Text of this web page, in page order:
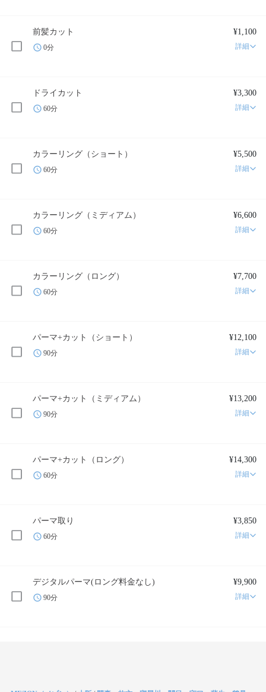
前髪カット ¥1,100
0分 詳細
ドライカット ¥3,300
60分 詳細
カラーリング（ショート） ¥5,500
60分 詳細
カラーリング（ミディアム） ¥6,600
60分 詳細
カラーリング（ロング） ¥7,700
60分 詳細
パーマ+カット（ショート） ¥12,100
90分 詳細
パーマ+カット（ミディアム） ¥13,200
90分 詳細
パーマ+カット（ロング） ¥14,300
60分 詳細
パーマ取り ¥3,850
60分 詳細
デジタルパーマ(ロング料金なし) ¥9,900
90分 詳細